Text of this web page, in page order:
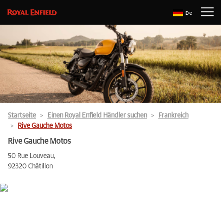
De
Startseite Einen Royal Enfield Händler suchen
Frankreich
Rive Gauche Motos
Rive Gauche Motos
50 Rue Louveau,
92320 Châtillon